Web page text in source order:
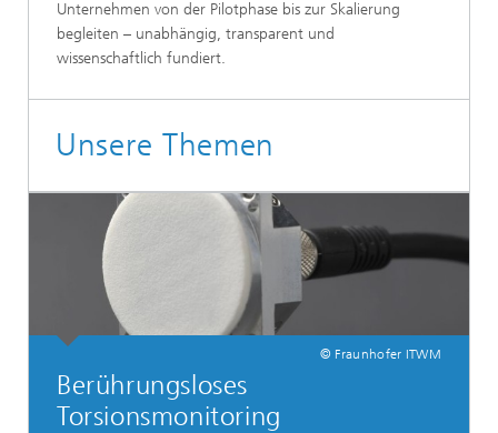
Unternehmen von der Pilotphase bis zur Skalierung
begleiten – unabhängig, transparent und
wissenschaftlich fundiert.
Unsere Themen
© Fraunhofer ITWM
Berührungsloses
Torsionsmonitoring